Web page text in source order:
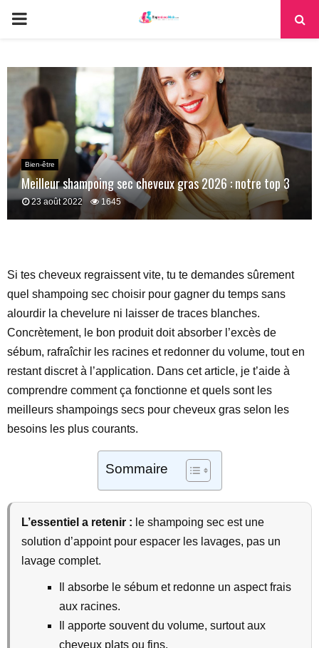
PRIMARY
Bien-être
Meilleur shampoing sec cheveux gras 2026 : notre top 3
23 août 2022 1645
Si tes cheveux regraissent vite, tu te demandes sûrement
quel shampoing sec choisir pour gagner du temps sans
alourdir la chevelure ni laisser de traces blanches.
Concrètement, le bon produit doit absorber l’excès de
sébum, rafraîchir les racines et redonner du volume, tout en
restant discret à l’application. Dans cet article, je t’aide à
comprendre comment ça fonctionne et quels sont les
meilleurs shampoings secs pour cheveux gras selon les
besoins les plus courants.
Sommaire
L’essentiel a retenir : le shampoing sec est une
solution d’appoint pour espacer les lavages, pas un
lavage complet.
Il absorbe le sébum et redonne un aspect frais
aux racines.
Il apporte souvent du volume, surtout aux
cheveux plats ou fins.